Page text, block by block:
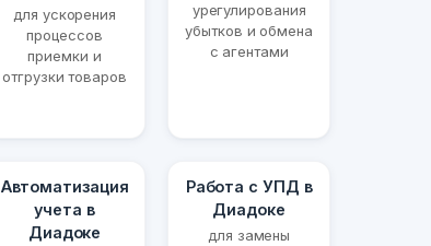
для ускорения
процессов
приемки и
отгрузки товаров
урегулирования
убытков и обмена
с агентами
Автоматизация
учета в
Диадоке
Работа с УПД в
Диадоке
для замены